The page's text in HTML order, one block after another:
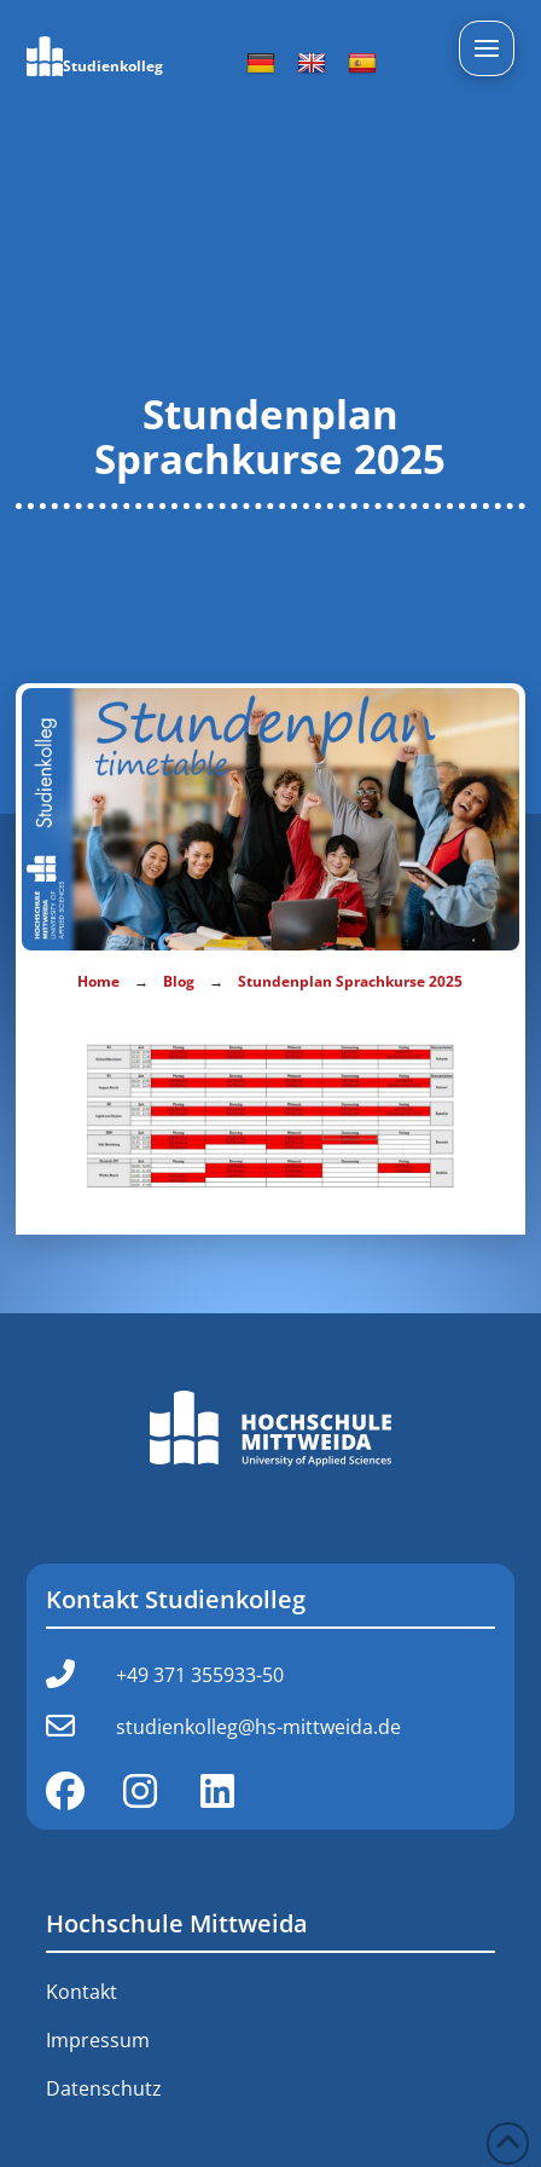
Studienkolleg
Stundenplan
Sprachkurse 2025
Home → Blog → Stundenplan Sprachkurse 2025
Kontakt Studienkolleg
+49 371 355933-50
studienkolleg@hs-mittweida.de
Hochschule Mittweida
Kontakt
Impressum
Datenschutz